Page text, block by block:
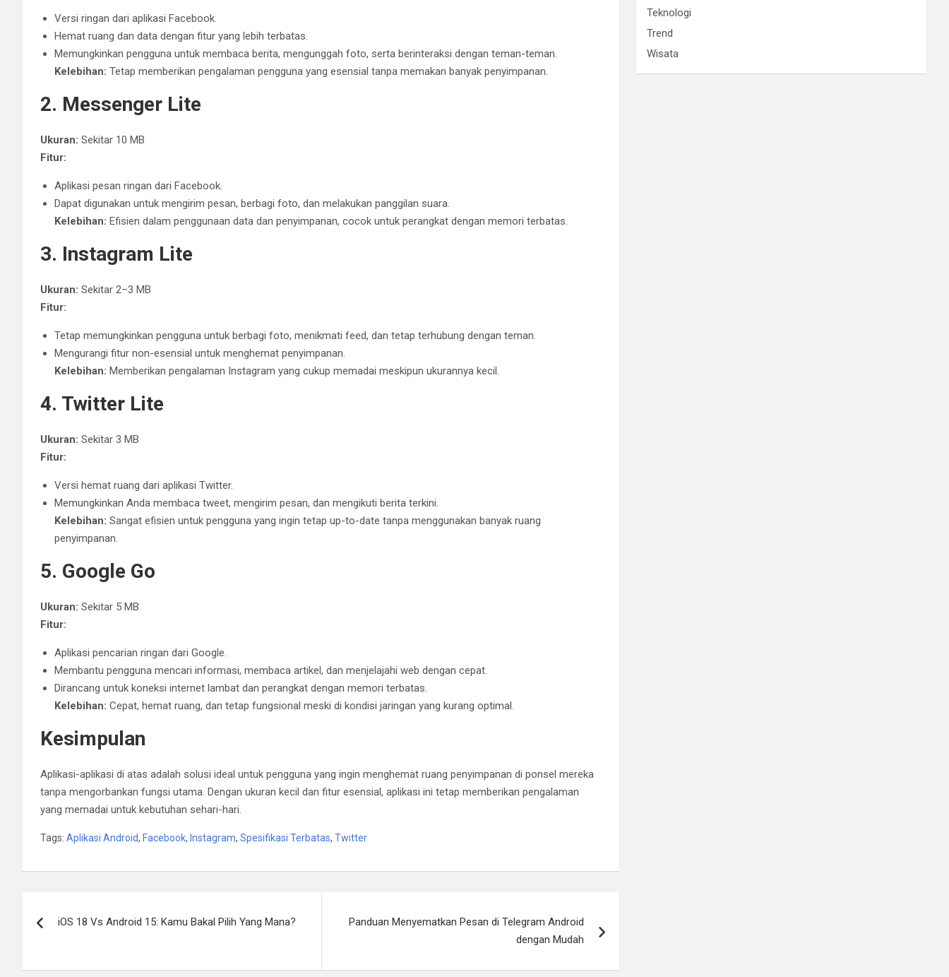
Versi ringan dari aplikasi Facebook.
Hemat ruang dan data dengan fitur yang lebih terbatas.
Memungkinkan pengguna untuk membaca berita, mengunggah foto, serta berinteraksi dengan teman-teman.
Kelebihan: Tetap memberikan pengalaman pengguna yang esensial tanpa memakan banyak penyimpanan.
2. Messenger Lite
Ukuran: Sekitar 10 MB
Fitur:
Aplikasi pesan ringan dari Facebook.
Dapat digunakan untuk mengirim pesan, berbagi foto, dan melakukan panggilan suara.
Kelebihan: Efisien dalam penggunaan data dan penyimpanan, cocok untuk perangkat dengan memori terbatas.
3. Instagram Lite
Ukuran: Sekitar 2–3 MB
Fitur:
Tetap memungkinkan pengguna untuk berbagi foto, menikmati feed, dan tetap terhubung dengan teman.
Mengurangi fitur non-esensial untuk menghemat penyimpanan.
Kelebihan: Memberikan pengalaman Instagram yang cukup memadai meskipun ukurannya kecil.
4. Twitter Lite
Ukuran: Sekitar 3 MB
Fitur:
Versi hemat ruang dari aplikasi Twitter.
Memungkinkan Anda membaca tweet, mengirim pesan, dan mengikuti berita terkini.
Kelebihan: Sangat efisien untuk pengguna yang ingin tetap up-to-date tanpa menggunakan banyak ruang
penyimpanan.
5. Google Go
Ukuran: Sekitar 5 MB
Fitur:
Aplikasi pencarian ringan dari Google.
Membantu pengguna mencari informasi, membaca artikel, dan menjelajahi web dengan cepat.
Dirancang untuk koneksi internet lambat dan perangkat dengan memori terbatas.
Kelebihan: Cepat, hemat ruang, dan tetap fungsional meski di kondisi jaringan yang kurang optimal.
Kesimpulan
Aplikasi-aplikasi di atas adalah solusi ideal untuk pengguna yang ingin menghemat ruang penyimpanan di ponsel mereka
tanpa mengorbankan fungsi utama. Dengan ukuran kecil dan fitur esensial, aplikasi ini tetap memberikan pengalaman
yang memadai untuk kebutuhan sehari-hari.
Tags: Aplikasi Android, Facebook, Instagram, Spesifikasi Terbatas, Twitter
navigation
iOS 18 Vs Android 15: Kamu Bakal Pilih Yang Mana?
Panduan Menyematkan Pesan di Telegram Android
dengan Mudah
Teknologi
Trend
Wisata